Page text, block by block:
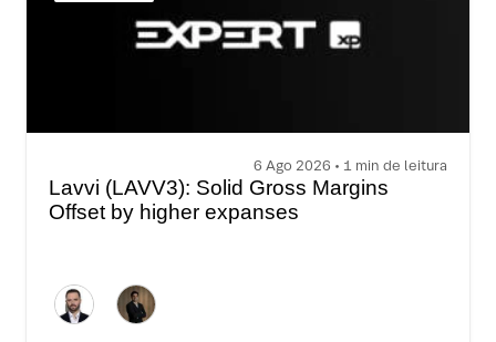
6 Ago 2026 • 1 min de leitura
Lavvi (LAVV3): Solid Gross Margins
Offset by higher expanses